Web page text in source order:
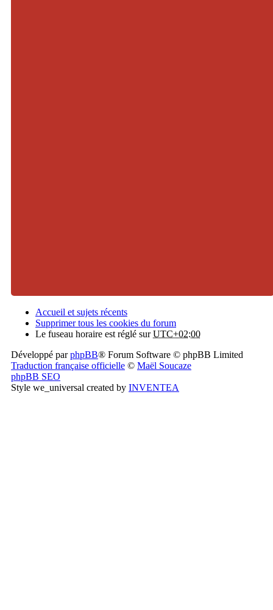
Accueil et sujets récents
Supprimer tous les cookies du forum
Le fuseau horaire est réglé surUTC+02:00
Développé parphpBB® Forum Software © phpBB Limited
Traduction française officielle © Maël Soucaze
phpBB SEO
Style we_universal created by INVENTEA